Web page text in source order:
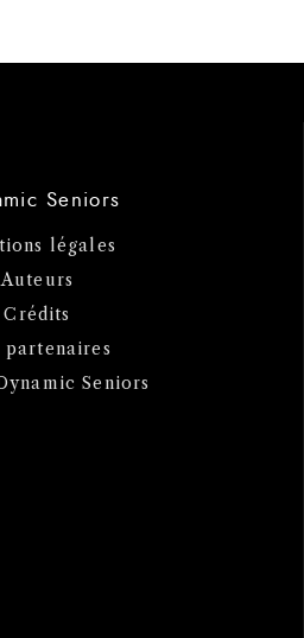
Seniors
légales
Auteurs
Crédits
partenaires
Seniors